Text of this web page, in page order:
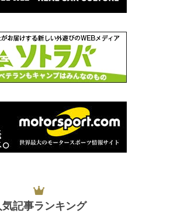
気記事ランキング